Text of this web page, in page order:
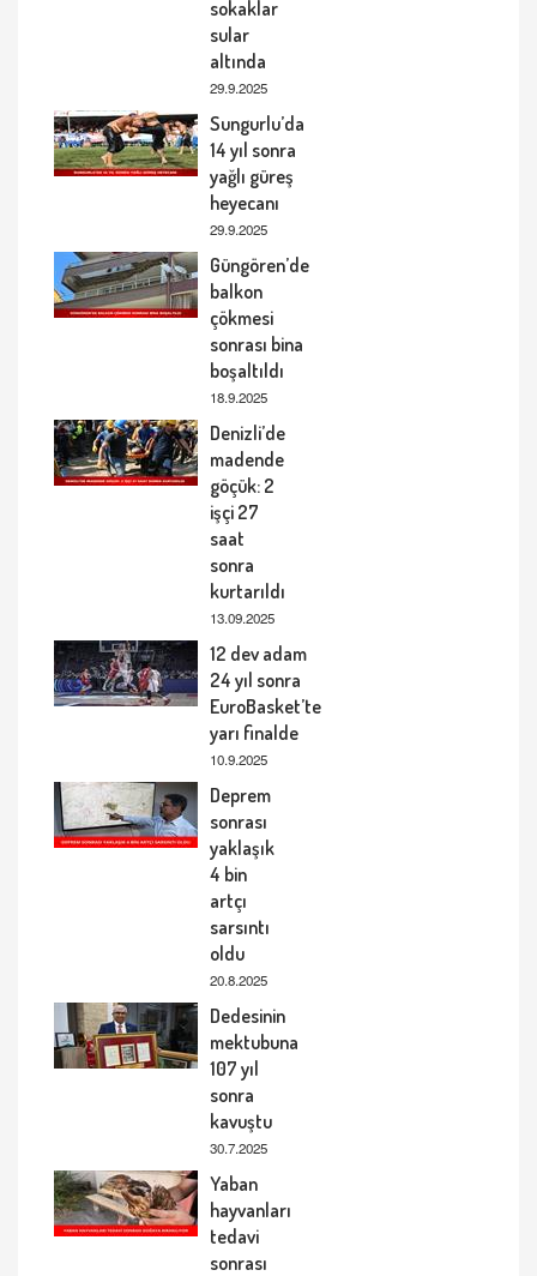
sokaklar
sular
altında
29.9.2025
Sungurlu’da
14 yıl sonra
yağlı güreş
heyecanı
29.9.2025
Güngören’de
balkon
çökmesi
sonrası bina
boşaltıldı
18.9.2025
Denizli’de
madende
göçük: 2
işçi 27
saat
sonra
kurtarıldı
13.09.2025
12 dev adam
24 yıl sonra
EuroBasket’te
yarı finalde
10.9.2025
Deprem
sonrası
yaklaşık
4 bin
artçı
sarsıntı
oldu
20.8.2025
Dedesinin
mektubuna
107 yıl
sonra
kavuştu
30.7.2025
Yaban
hayvanları
tedavi
sonrası